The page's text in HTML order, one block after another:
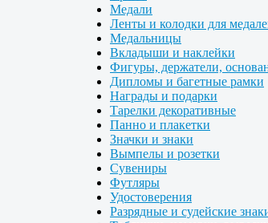
Медали
Ленты и колодки для
Медальницы
Вкладыши и наклейки
Фигуры, держатели,
Дипломы и багетные рамки
Награды и подарки
Тарелки декоративные
Панно и плакетки
Значки и знаки
Вымпелы и розетки
Сувениры
Футляры
Удостоверения
Разрядные и судейские